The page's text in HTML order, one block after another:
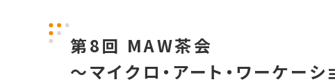
第8回 MAW茶会
〜マイクロ・アート・ワーケー